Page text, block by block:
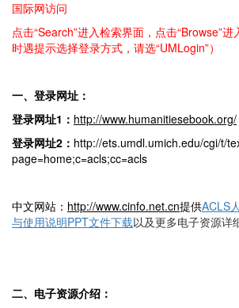
国际网访问
点击“Search”进入检索界面，点击“Browse”
时遇提示选择登录方式，请选“UMLogin”）
一、登录网址：
登录网址1 ： http://www.humanitiesebook.org/
登录网址2 ： http://ets.umdl.umich.edu/cgi/t/
page=home;c=acls;cc=acls
中文网站： http://www.cinfo.net.cn提供ACLS
与使用说明PPT文件下载以及更多电子资源详
二、电子资源介绍：